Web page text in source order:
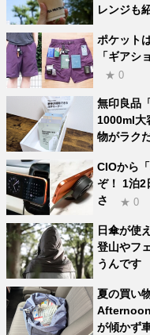
レンジも
ポケット
「ギアシ
★ 0
無印良品
1000ml大
物がラク
CIOから
ぞ！ 1泊2
さ
★ 0
日傘が使
登山やフ
うんです
夏の買い
Afternoon
が傾かず